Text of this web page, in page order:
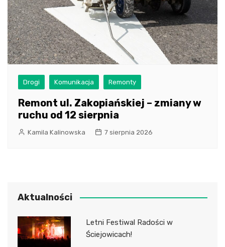
Drogi Komunikacja Remonty
Remont ul. Zakopiańskiej – zmiany w
ruchu od 12 sierpnia
Kamila Kalinowska 7 sierpnia 2026
Aktualności
Letni Festiwal Radości w
Ściejowicach!